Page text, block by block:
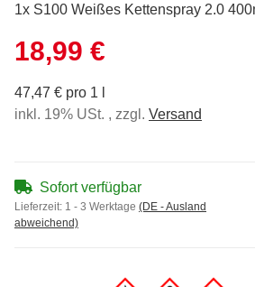
1x S100 Weißes Kettenspray 2.0
18,99 €
47,47 € pro 1 l
inkl. 19% USt. , zzgl. Versand
Sofort verfügbar
Lieferzeit: 1 - 3 Werktage (DE - Ausland
abweichend)